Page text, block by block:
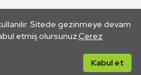
Sitede gezinmeye devam
etmiş olursunuz.Çerez
Kabul et
Bağlantı yoluyla gidilen dış